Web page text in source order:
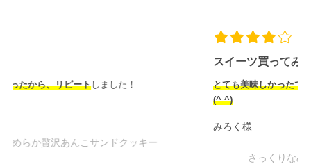
とても美味しかったです。米粉なので安心していただけました
さっくりなめらか贅沢あんこサンドクッキー